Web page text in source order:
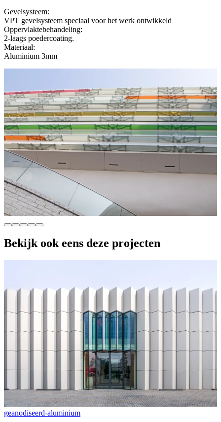
Gevelsysteem:
VPT gevelsysteem speciaal voor het werk ontwikkeld
Oppervlaktebehandeling:
2-laags poedercoating.
Materiaal:
Aluminium 3mm
Bekijk ook eens deze projecten
geanodiseerd-aluminium